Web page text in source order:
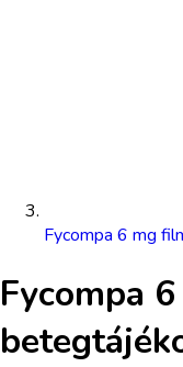
Fycompa 6 mg
Fycompa